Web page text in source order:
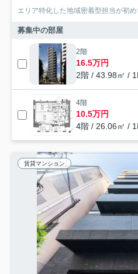
エリア特化した地域密着型担当が初
募集中の部屋
2階
16.5万円
2階 / 43.98㎡ /
4階
10.5万円
4階 / 26.06㎡ /
賃貸マンション